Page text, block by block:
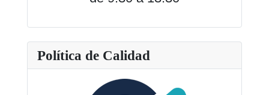
Política de Calidad